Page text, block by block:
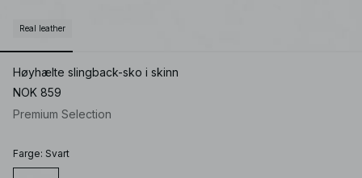
Real leather
Høyhælte slingback-sko i skinn
NOK 859
Premium Selection
Farge: Svart